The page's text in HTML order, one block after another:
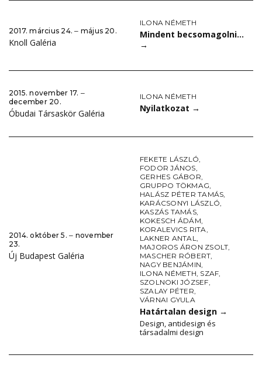
2017. március 24. ‒ május 20.
Knoll Galéria
ILONA NÉMETH
Mindent becsomagolni…
→
2015. november 17. ‒
december 20.
Óbudai Társaskör Galéria
ILONA NÉMETH
Nyilatkozat →
2014. október 5. ‒ november
23.
Új Budapest Galéria
FEKETE LÁSZLÓ,
FODOR JÁNOS,
GERHES GÁBOR,
GRUPPO TÖKMAG,
HALÁSZ PÉTER TAMÁS,
KARÁCSONYI LÁSZLÓ,
KASZÁS TAMÁS,
KOKESCH ÁDÁM,
KORALEVICS RITA,
LAKNER ANTAL,
MAJOROS ÁRON ZSOLT,
MASCHER RÓBERT,
NAGY BENJÁMIN,
ILONA NÉMETH, SZAF,
SZOLNOKI JÓZSEF,
SZALAY PÉTER,
VÁRNAI GYULA
Határtalan design →
Design, antidesign és
társadalmi design